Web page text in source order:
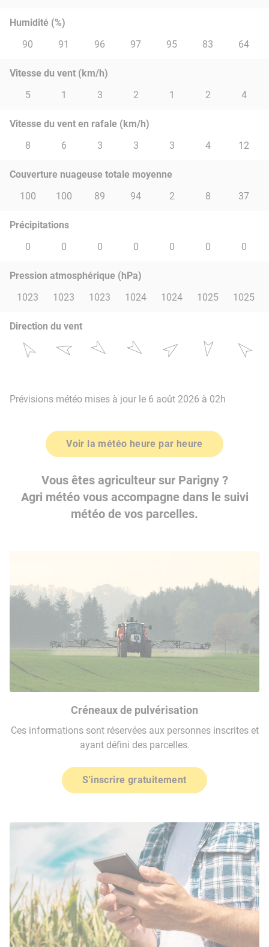
Humidité (%)
90
91 96 97 95 83 64
Vitesse du vent (km/h)
5
1 3 2 1 2 4
Vitesse du vent en rafale (km/h)
8
6 3 3 3 4 12
Couverture nuageuse totale moyenne
100
100 89 94 2 8 37
Précipitations
0
0 0 0 0 0 0
Pression atmosphérique (hPa)
1023
1023 1023 1024 1024 1025 1025
Direction du vent
Prévisions météo mises à jour le 6 août 2026 à 02h
Voir la météo heure par heure
Vous êtes agriculteur sur Parigny ?
Agri météo vous accompagne dans le suivi
météo de vos parcelles.
Créneaux de pulvérisation
Ces informations sont réservées aux personnes inscrites et
ayant défini des parcelles.
S'inscrire gratuitement